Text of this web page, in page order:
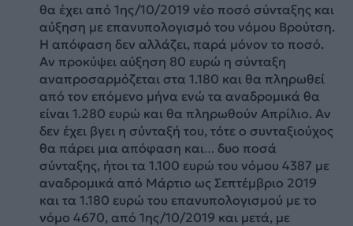
θα έχει από 1ης/10/2019 νέο ποσό σύνταξης και
αύξηση με επανυπολογισμό του νόμου Βρούτση.
Η απόφαση δεν αλλάζει, παρά μόνον το ποσό.
Αν προκύψει αύξηση 80 ευρώ η σύνταξη
αναπροσαρμόζεται στα 1.180 και θα πληρωθεί
από τον επόμενο μήνα ενώ τα αναδρομικά θα
είναι 1.280 ευρώ και θα πληρωθούν Απρίλιο. Αν
δεν έχει βγει η σύνταξή του, τότε ο συνταξιούχος
θα πάρει μια απόφαση και… δυο ποσά
σύνταξης, ήτοι τα 1.100 ευρώ του νόμου 4387 με
αναδρομικά από Μάρτιο ως Σεπτέμβριο 2019
και τα 1.180 ευρώ του επανυπολογισμού με το
νόμο 4670, από 1ης/10/2019 και μετά, με